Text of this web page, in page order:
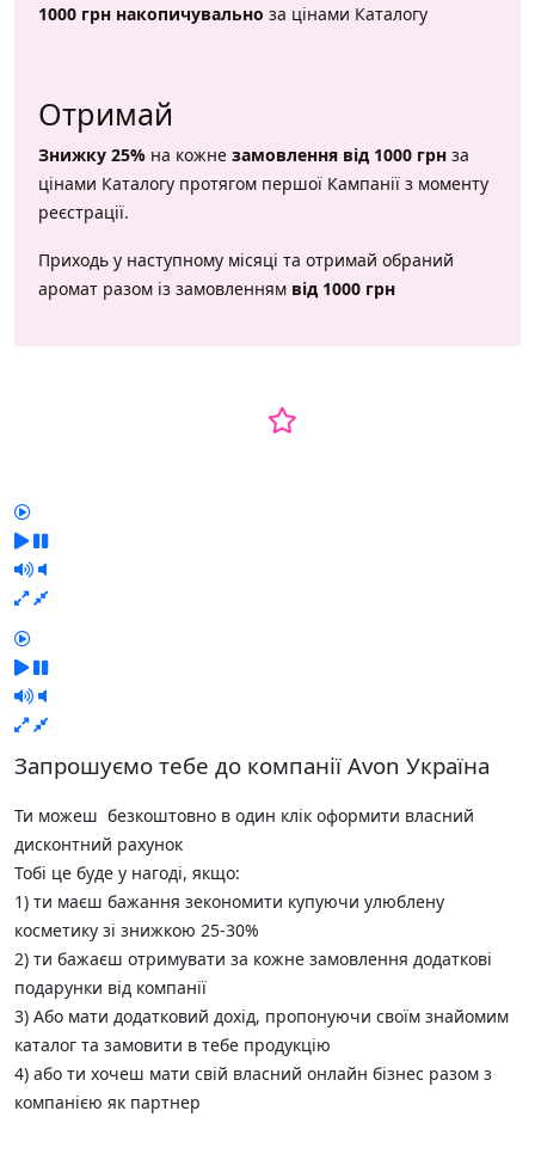
1000 грн накопичувально за цінами Каталогу
Отримай
Знижку 25% на кожне замовлення від 1000 грн за
цінами Каталогу протягом першої Кампанії з моменту
реєстрації.
Приходь у наступному місяці та отримай обраний
аромат разом із замовленням від 1000 грн
Запрошуємо тебе до компанії Avon Україна
Ти можеш безкоштовно в один клік оформити власний
дисконтний рахунок
Тобі це буде у нагоді, якщо:
1) ти маєш бажання зекономити купуючи улюблену
косметику зі знижкою 25-30%
2) ти бажаєш отримувати за кожне замовлення додаткові
подарунки від компанії
3) Або мати додатковий дохід, пропонуючи своїм знайомим
каталог та замовити в тебе продукцію
4) або ти хочеш мати свій власний онлайн бізнес разом з
компанією як партнер